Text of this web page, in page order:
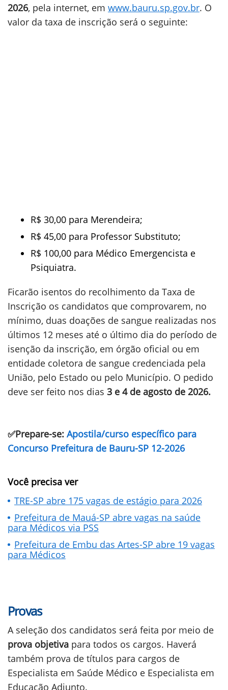
2026, pela internet, em www.bauru.sp.gov.br. O
valor da taxa de inscrição será o seguinte:
R$ 30,00 para Merendeira;
R$ 45,00 para Professor Substituto;
R$ 100,00 para Médico Emergencista e
Psiquiatra.
Ficarão isentos do recolhimento da Taxa de
Inscrição os candidatos que comprovarem, no
mínimo, duas doações de sangue realizadas nos
últimos 12 meses até o último dia do período de
isenção da inscrição, em órgão oficial ou em
entidade coletora de sangue credenciada pela
União, pelo Estado ou pelo Município. O pedido
deve ser feito nos dias 3 e 4 de agosto de 2026.
✅Prepare-se: Apostila/curso específico para
Concurso Prefeitura de Bauru-SP 12-2026
Você precisa ver
TRE-SP abre 175 vagas de estágio para 2026
Prefeitura de Mauá-SP abre vagas na saúde
para Médicos via PSS
Prefeitura de Embu das Artes-SP abre 19 vagas
para Médicos
Provas
A seleção dos candidatos será feita por meio de
prova objetiva para todos os cargos. Haverá
também prova de títulos para cargos de
Especialista em Saúde Médico e Especialista em
Educação Adjunto.